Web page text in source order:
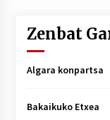
Zenbat
Algara konpartsa
Bakaikuko Etxea